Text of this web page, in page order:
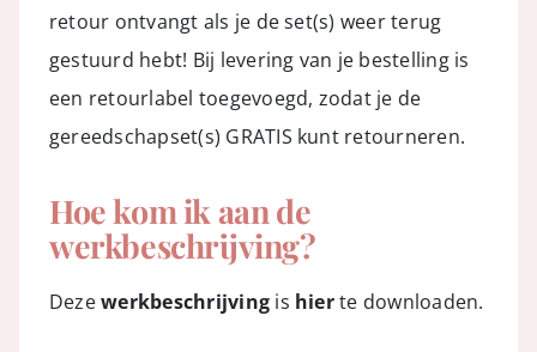
retour ontvangt als je de set(s) weer terug
gestuurd hebt! Bij levering van je bestelling is
een retourlabel toegevoegd, zodat je de
gereedschapset(s) GRATIS kunt retourneren.
Hoe kom ik aan de
werkbeschrijving?
Dezewerkbeschrijving is hierte downloaden.